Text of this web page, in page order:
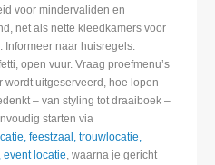
voor mindervaliden en
net als nette kleedkamers voor
Informeer naar huisregels:
open vuur. Vraag proefmenu’s
uitgeserveerd, hoe lopen
– van styling tot draaiboek –
starten via
feestzaal, trouwlocatie,
event locatie, waarna je gericht